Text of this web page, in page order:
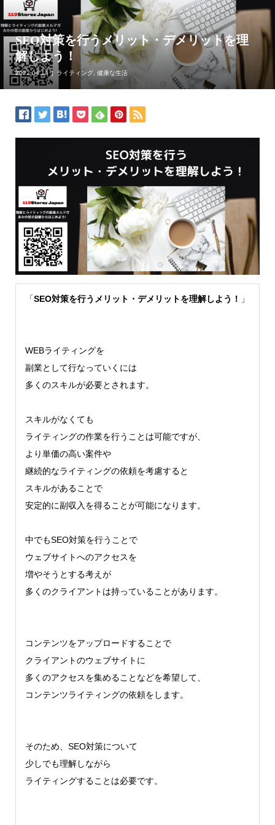
SEO対策を行うメリット・デメリットを理
解しよう！
2022.04.14 ライティング, 健康な生活
「SEO対策を行うメリット・デメリットを理解しよう！ 」
WEBライティングを
副業として行なっていくには
多くのスキルが必要とされます。
スキルがなくても
ライティングの作業を行うことは可能ですが、
より単価の高い案件や
継続的なライティングの依頼を考慮すると
スキルがあることで
安定的に副収入を得ることが可能になります。
中でもSEO対策を行うことで
ウェブサイトへのアクセスを
増やそうとする考えが
多くのクライアントは持っていることがあります。
コンテンツをアップロードすることで
クライアントのウェブサイトに
多くのアクセスを集めることなどを希望して、
コンテンツライティングの依頼をします。
そのため、SEO対策について
少しでも理解しながら
ライティングすることは必要です。